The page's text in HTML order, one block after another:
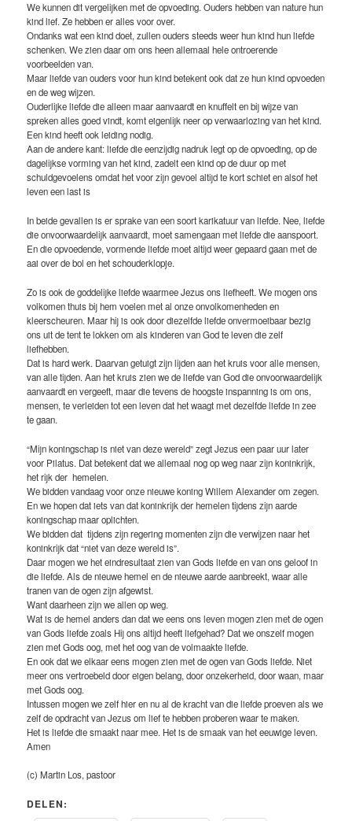
We kunnen dit vergelijken met de opvoeding. Ouders hebben van nature hun
kind lief. Ze hebben er alles voor over.
Ondanks wat een kind doet, zullen ouders steeds weer hun kind hun liefde
schenken. We zien daar om ons heen allemaal hele ontroerende
voorbeelden van.
Maar liefde van ouders voor hun kind betekent ook dat ze hun kind opvoeden
en de weg wijzen.
Ouderlijke liefde die alleen maar aanvaardt en knuffelt en bij wijze van
spreken alles goed vindt, komt eigenlijk neer op verwaarlozing van het kind.
Een kind heeft ook leiding nodig.
Aan de andere kant: liefde die eenzijdig nadruk legt op de opvoeding, op de
dagelijkse vorming van het kind, zadelt een kind op de duur op met
schuldgevoelens omdat het voor zijn gevoel altijd te kort schiet en alsof het
leven een last is
In beide gevallen is er sprake van een soort karikatuur van liefde. Nee, liefde
die onvoorwaardelijk aanvaardt, moet samengaan met liefde die aanspoort.
En die opvoedende, vormende liefde moet altijd weer gepaard gaan met de
aai over de bol en het schouderklopje.
Zo is ook de goddelijke liefde waarmee Jezus ons liefheeft. We mogen ons
volkomen thuis bij hem voelen met al onze onvolkomenheden en
kleerscheuren. Maar hij is ook door diezelfde liefde onvermoeibaar bezig
ons uit de tent te lokken om als kinderen van God te leven die zelf
liefhebben.
Dat is hard werk. Daarvan getuigt zijn lijden aan het kruis voor alle mensen,
van alle tijden. Aan het kruis zien we de liefde van God die onvoorwaardelijk
aanvaardt en vergeeft, maar die tevens de hoogste inspanning is om ons,
mensen, te verleiden tot een leven dat het waagt met dezelfde liefde in zee
te gaan.
“Mijn koningschap is niet van deze wereld” zegt Jezus een paar uur later
voor Pilatus. Dat betekent dat we allemaal nog op weg naar zijn koninkrijk,
het rijk der hemelen.
We bidden vandaag voor onze nieuwe koning Willem Alexander om zegen.
En we hopen dat iets van dat koninkrijk der hemelen tijdens zijn aarde
koningschap maar oplichten.
We bidden dat tijdens zijn regering momenten zijn die verwijzen naar het
koninkrijk dat “niet van deze wereld is”.
Daar mogen we het eindresultaat zien van Gods liefde en van ons geloof in
die liefde. Als de nieuwe hemel en de nieuwe aarde aanbreekt, waar alle
tranen van de ogen zijn afgewist.
Want daarheen zijn we allen op weg.
Wat is de hemel anders dan dat we eens ons leven mogen zien met de ogen
van Gods liefde zoals Hij ons altijd heeft liefgehad? Dat we onszelf mogen
zien met Gods oog, met het oog van de volmaakte liefde.
En ook dat we elkaar eens mogen zien met de ogen van Gods liefde. Niet
meer ons vertroebeld door eigen belang, door onzekerheid, door waan, maar
met Gods oog.
Intussen mogen we zelf hier en nu al de kracht van die liefde proeven als we
zelf de opdracht van Jezus om lief te hebben proberen waar te maken.
Het is liefde die smaakt naar mee. Het is de smaak van het eeuwige leven.
Amen
(c) Martin Los, pastoor
DELEN: